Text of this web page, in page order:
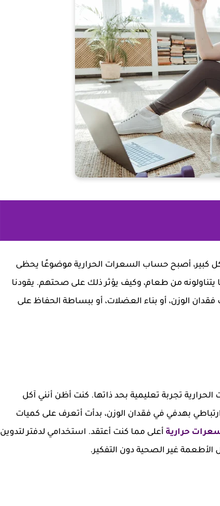
كبير، أصبح حساب السعرات الحرارية موضوعًا يحظى
من طعام، وكيف يؤثر ذلك على صحتهم. يقودنا
فقدان الوزن، أو بناء العضلات، أو ببساطة الحفاظ على
تجربة تعليمية بحد ذاتها. كنت أظن أنني آكل
بهدفي في فقدان الوزن، بدأت أتعرف على كميات
حرارية أعلى مما كنت أعتقد. استخدامي لدفتر لتدوين
الأطعمة غير الصحية دون التفكير.